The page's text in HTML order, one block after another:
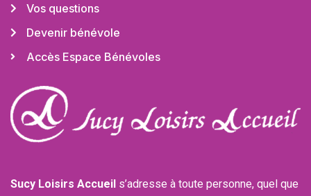
Vos questions
Devenir bénévole
Accès Espace Bénévoles
Sucy Loisirs Accueil s’adresse à toute personne, quel que